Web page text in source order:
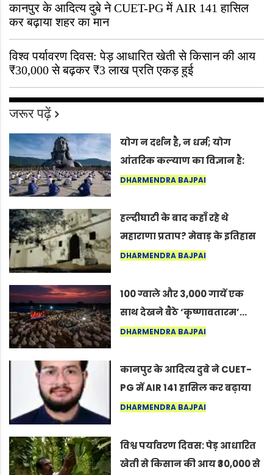
कानपुर के आदित्य दुबे ने CUET-PG में AIR 141 हासिल
कर बढ़ाया शहर का मान
विश्व पर्यावरण दिवस: पेड़ आधारित खेती से किसान की आय
₹30,000 से बढ़कर ₹3 लाख प्रति एकड़ हुई
जरूर पढ़ें
योग न दर्शन है, न धर्म; योग
आंतरिक कल्याण का विज्ञान है:
अंतरराष्ट्रीय योग दिवस 2026 पर
DHARMENDRA BAJPAI
हल्दीघाटी के बाद कहाँ रहे थे
महाराणा प्रताप? मेवाड़ के इतिहास
का वह अनकहा अध्याय जो आज भी
DHARMENDRA BAJPAI
100 ग्वाले और 3,000 गायें एक
साथ देखने बैठे ‘कृष्णावतारम’…
नागपुर में दिखा ऐसा नज़ारा कि
कर सकते हैं”
DHARMENDRA BAJPAI
कानपुर के आदित्य दुबे ने CUET-
PG में AIR 141 हासिल कर बढ़ाया
शहर का मान
DHARMENDRA BAJPAI
विश्व पर्यावरण दिवस: पेड़ आधारित
खेती से किसान की आय ₹30,000 से